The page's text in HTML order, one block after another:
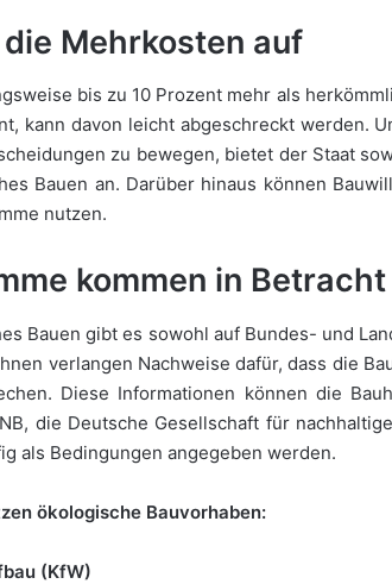
Mehrkosten auf
bis zu 10 Prozent mehr als
kann davon leicht abgeschreckt werden.
zu bewegen, bietet der Staat
Bauen an. Darüber hinaus können
nutzen.
kommen in Betracht
Bauen gibt es sowohl auf Bundes- und
verlangen Nachweise dafür, dass die
Diese Informationen können die
die Deutsche Gesellschaft für
als Bedingungen angegeben werden.
ökologische Bauvorhaben:
(KfW)